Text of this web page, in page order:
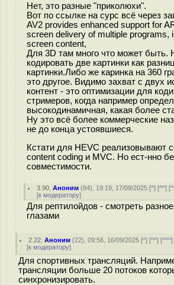
Нет, это разные "приколюхи".
Вот по ссылке на сурс всё через
AV2 provides enhanced support for
screen delivery of multiple programs,
screen content,
Для 3D там много что может быть.
кодировать две картинки как
картинки.Либо же каринка на 360
это другое. Видимо захват с двух
контент - это оптимизации для
стримеров, когда например
высокодинамичная, какая более
Ну это всё более коммерческие
не до конца устоявшиеся.
Кстати для HEVC реализовывают
content coding и MVC. Но ест-нно
совместимости.
3.90 ,Аноним (84), 19:19, 17/09/2025 [^] [^^] [
[к модератору]
Для рептилойдов - смотреть
глазами
2.22 ,Аноним (22), 09:56, 16/09/2025 [^] [^^] [^^^]
[к модератору]
Для спортивных трансляций.
трансляции больше 20 потоков
синхронизировать.